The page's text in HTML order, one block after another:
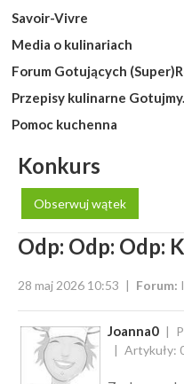
Savoir-Vivre
Media o kulinariach
Forum Gotujących
Przepisy kulinarne
Pomoc kuchenna
Konkurs
Obserwuj wątek
Odp: Odp: Odp:
28 maj 2026 10:53 Forum:
Joanna0
Artykuły: